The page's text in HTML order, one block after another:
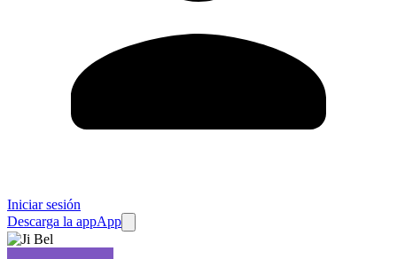
Iniciar sesión
Descarga la appApp